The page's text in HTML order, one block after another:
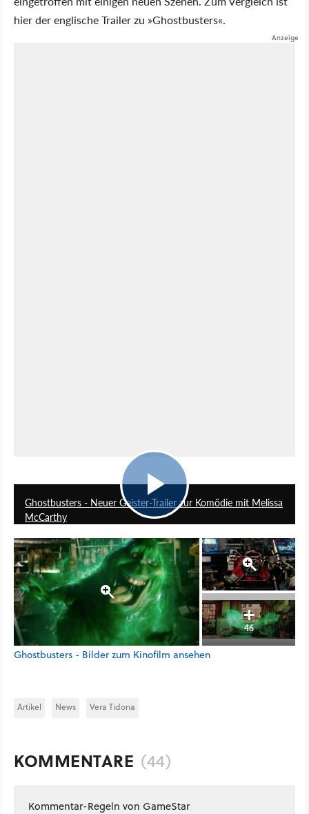
hier der englische Trailer zu »Ghostbusters«.
Ghostbusters - Neuer Geister-Trailer zur Komödie mit Melissa
McCarthy
46
Ghostbusters - Bilder zum Kinofilm ansehen
Artikel News Vera Tidona
KOMMENTARE (44)
Kommentar-Regeln von GameStar